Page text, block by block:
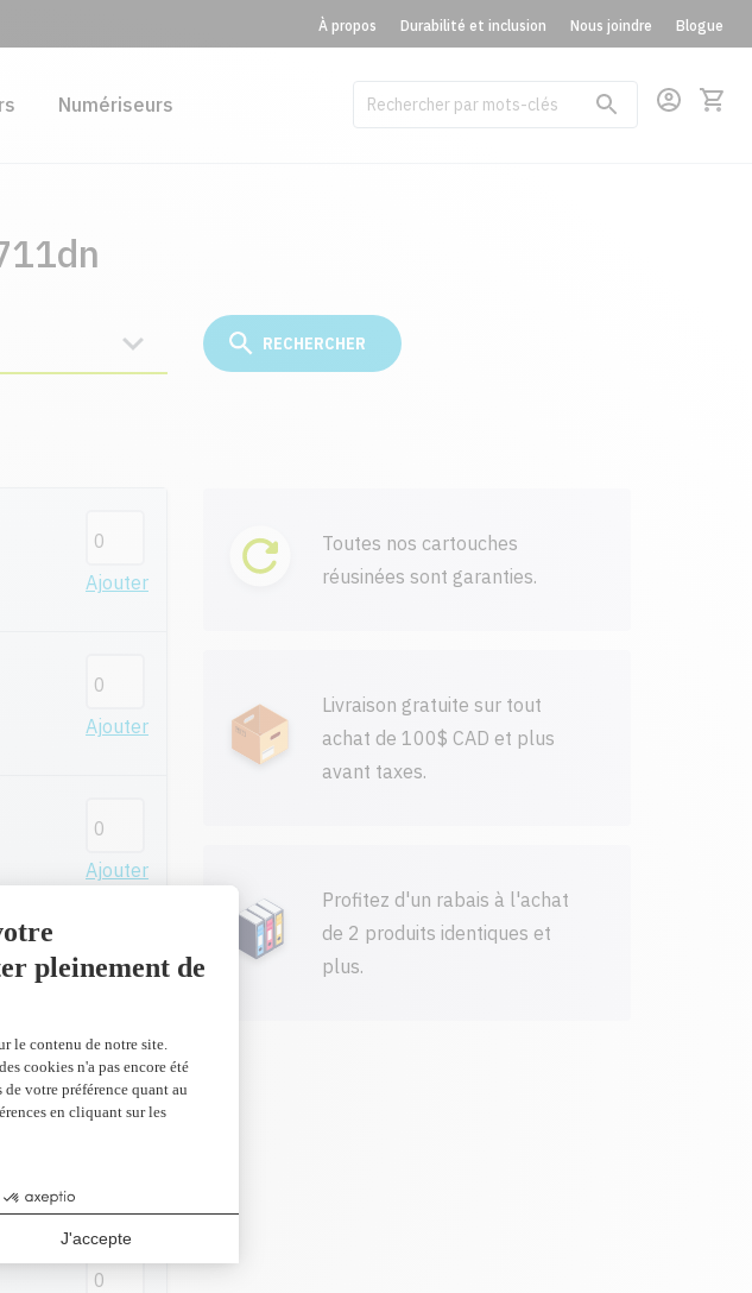
À propos Durabilité et inclusion Nous joindre Blogue
Numériseurs
Ajouter
Ajouter
Ajouter
Ajouter
Toutes nos cartouches
réusinées sont garanties.
Livraison gratuite sur tout
achat de 100$ CAD et plus
avant taxes.
Profitez d'un rabais à l'achat
de 2 produits identiques et
plus.